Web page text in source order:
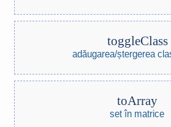
toggleClass
adăugarea/ștergerea
toArray
set în matrice